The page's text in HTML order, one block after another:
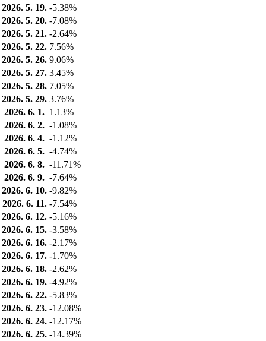
2026. 5. 19. -5.38%
2026. 5. 20. -7.08%
2026. 5. 21. -2.64%
2026. 5. 22. 7.56%
2026. 5. 26. 9.06%
2026. 5. 27. 3.45%
2026. 5. 28. 7.05%
2026. 5. 29. 3.76%
2026. 6. 1. 1.13%
2026. 6. 2. -1.08%
2026. 6. 4. -1.12%
2026. 6. 5. -4.74%
2026. 6. 8. -11.71%
2026. 6. 9. -7.64%
2026. 6. 10. -9.82%
2026. 6. 11. -7.54%
2026. 6. 12. -5.16%
2026. 6. 15. -3.58%
2026. 6. 16. -2.17%
2026. 6. 17. -1.70%
2026. 6. 18. -2.62%
2026. 6. 19. -4.92%
2026. 6. 22. -5.83%
2026. 6. 23. -12.08%
2026. 6. 24. -12.17%
2026. 6. 25. -14.39%